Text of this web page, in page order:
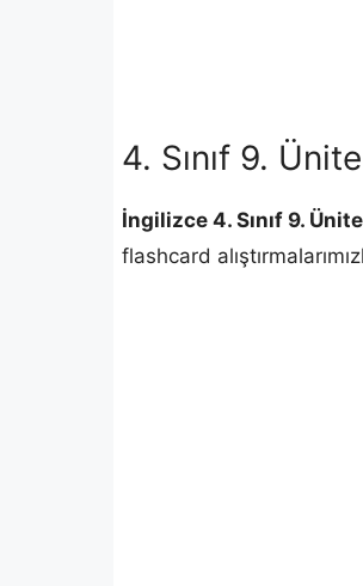
4. Sınıf 9.
İngilizce 4. Sınıf 9. Ünite
flashcard